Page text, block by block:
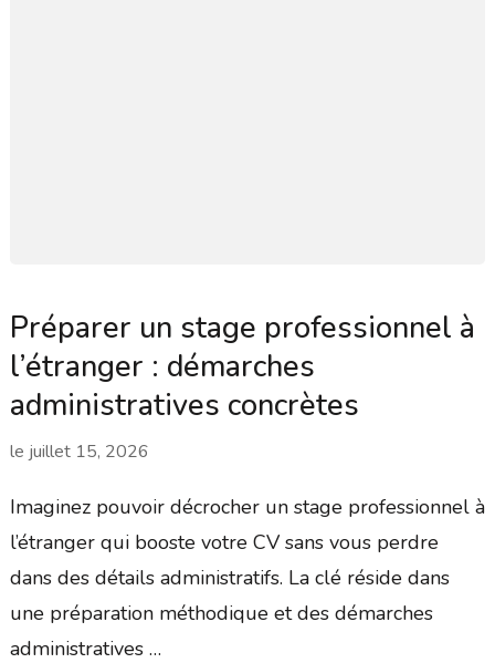
Préparer un stage professionnel à
l’étranger : démarches
administratives concrètes
le juillet 15, 2026
Imaginez pouvoir décrocher un stage professionnel à
l’étranger qui booste votre CV sans vous perdre
dans des détails administratifs. La clé réside dans
une préparation méthodique et des démarches
administratives …